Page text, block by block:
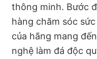
thông minh. Bước
hàng chăm sóc
của hãng mang
nghệ làm đá độc